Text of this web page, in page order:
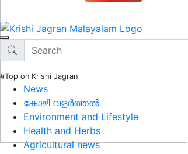
#Top on Krishi Jagran
News
കോഴി വളർത്തൽ
Environment and Lifestyle
Health and Herbs
Agricultural news